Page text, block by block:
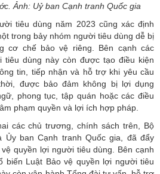
Ảnh: Uỷ ban Cạnh tranh Quốc gia
tiêu dùng năm 2023 cũng xác định
trong bảy nhóm người tiêu dùng dễ bị
cơ chế bảo vệ riêng. Bên cạnh các
tiêu dùng này còn được tạo điều kiện
tin, tiếp nhận và hỗ trợ khi yêu cầu
được bảo đảm không bị lợi dụng
phong tục, tập quán hoặc các điều
phạm quyền và lợi ích hợp pháp.
các chủ trương, chính sách trên, Bộ
Ủy ban Cạnh tranh Quốc gia , đã đẩy
quyền lợi người tiêu dùng. Bên cạnh
biến Luật Bảo vệ quyền lợi người tiêu